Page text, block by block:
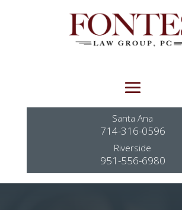
Santa Ana
714-316-0596
Riverside
951-556-6980